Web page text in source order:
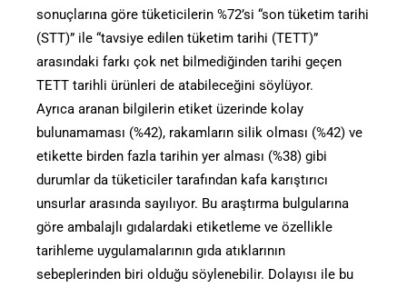
sonuçlarına göre tüketicilerin %72’si “son tüketim tarihi
(STT)” ile “tavsiye edilen tüketim tarihi (TETT)”
arasındaki farkı çok net bilmediğinden tarihi geçen
TETT tarihli ürünleri de atabileceğini söylüyor.
Ayrıca aranan bilgilerin etiket üzerinde kolay
bulunamaması (%42), rakamların silik olması (%42) ve
etikette birden fazla tarihin yer alması (%38) gibi
durumlar da tüketiciler tarafından kafa karıştırıcı
unsurlar arasında sayılıyor. Bu araştırma bulgularına
göre ambalajlı gıdalardaki etiketleme ve özellikle
tarihleme uygulamalarının gıda atıklarının
sebeplerinden biri olduğu söylenebilir. Dolayısı ile bu